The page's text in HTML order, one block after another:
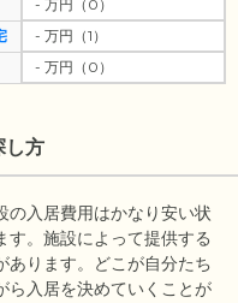
- 万円（0）
- 万円（1）
- 万円（0）
し方
の入居費用はかなり安い状
す。施設によって提供する
あります。どこが自分たち
ら入居を決めていくことが